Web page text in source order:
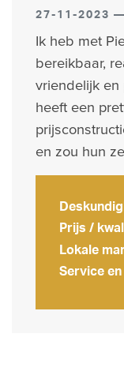
27-11-2023
Ik heb met
bereikbaar,
vriendelijk en
heeft een
en zou hun
Prijs /
Lokale
Service